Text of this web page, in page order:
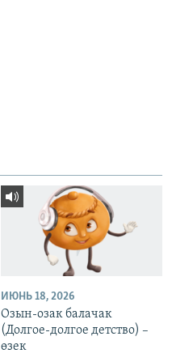
ИЮНЬ 18, 2026
Озын-озак балачак
(Долгое-долгое детство) –
өзек